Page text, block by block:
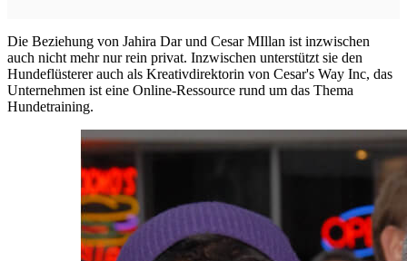
Die Beziehung von Jahira Dar und Cesar MIllan ist inzwischen
auch nicht mehr nur rein privat. Inzwischen unterstützt sie den
Hundeflüsterer auch als Kreativdirektorin von Cesar's Way Inc, das
Unternehmen ist eine Online-Ressource rund um das Thema
Hundetraining.